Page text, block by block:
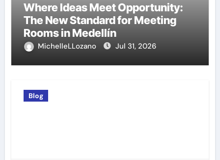
Where Ideas Meet Opportunity:
The New Standard for Meeting
Rooms in Medellín
MichelleLLozano Jul 31, 2026
Blog